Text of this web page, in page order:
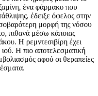
ένα φάρμακο που
έδειξε όφελος στην
σοβαρότερη μορφή της νόσου
πιθανά μέσω κάποιας
Η ρεμντεσιβίρη έχει
ιού. Η πιο αποτελεσματική
αφού οι θεραπείες